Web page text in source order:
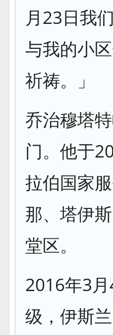
月23日我
与我的小
祈祷。」
乔治穆塔
门。他于
拉伯国家
那、塔伊
堂区。
2016年3
级，伊斯